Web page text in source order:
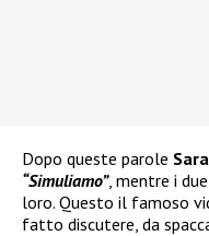
Dopo queste parole
“Simuliamo”, mentre i
loro. Questo il famoso
fatto discutere, da